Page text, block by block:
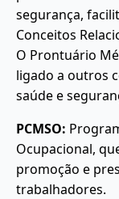
segurança,
Conceitos
O Prontuário
ligado a outros
saúde e
PCMSO:
Ocupacional,
promoção e
trabalhadores.